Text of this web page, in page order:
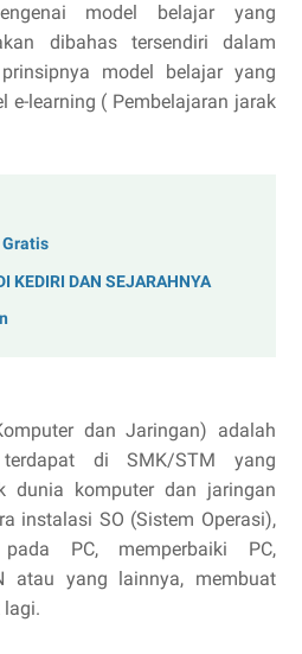
model belajar yang
dibahas tersendiri dalam
model belajar yang
e-learning ( Pembelajaran jarak
Gratis
KEDIRI DAN SEJARAHNYA
dan Jaringan) adalah
di SMK/STM yang
dunia komputer dan jaringan
instalasi SO (Sistem Operasi),
PC, memperbaiki PC,
atau yang lainnya, membuat
lagi.